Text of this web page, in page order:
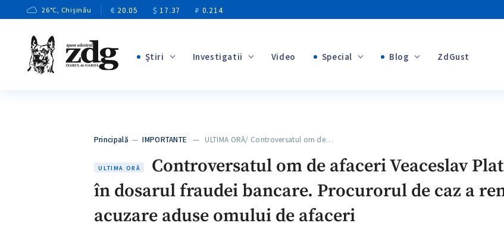
26°C, Chișinău € 20.05 $ 17.37 ₽ 0.214
Ştiri Investigatii Video Special Blog
+1
ZdGust
Principală —IMPORTANTE — ULTIMA ORĂ/ Controversatul om de…
ULTIMA ORĂ
Controversatul om de afaceri Veaceslav
în dosarul fraudei bancare. Procurorul de caz a
acuzare aduse omului de afaceri